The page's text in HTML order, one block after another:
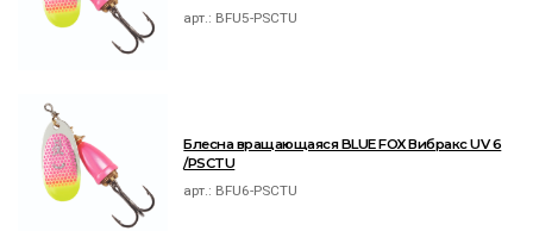
арт.: BFU5-PSCTU
Блесна вращающаяся BLUE FOX Вибракс UV 6
/PSCTU
арт.: BFU6-PSCTU